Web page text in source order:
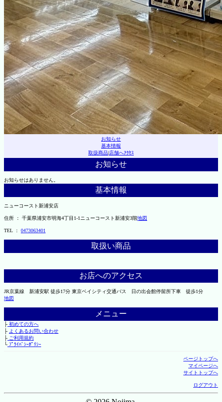
お知らせ
基本情報
取扱商品|店舗へｱｸｾｽ
お知らせ
お知らせはありません。
基本情報
ニューコースト新浦安店
住所 ： 千葉県浦安市明海4丁目1-1ニューコースト新浦安3階地図
TEL ： 0473063401
取扱い商品
お店へのアクセス
JR京葉線 新浦安駅 徒歩17分 東京ベイシティ交通バス 日の出会館停留所下車 徒歩1分
地図
メニュー
├初めての方へ
├ よくあるお問い合わせ
├ご利用規約
└ﾌﾟﾗｲﾊﾞｼｰﾎﾟﾘｼｰ
ページトップへ
マイページへ
サイトトップへ
ログアウト